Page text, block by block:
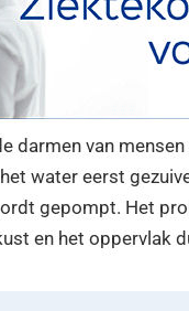
darmen van
water eerst
gepompt. Het
en het oppervlak